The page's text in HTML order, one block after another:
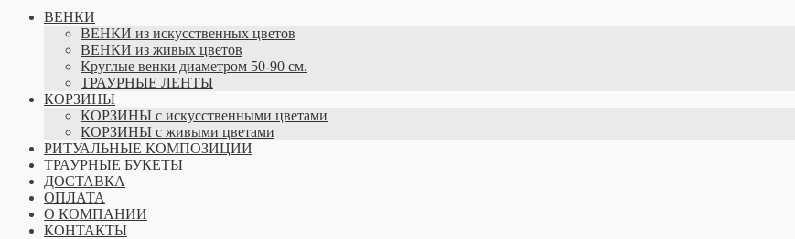
ВЕНКИ
ВЕНКИ из искусственных цветов
ВЕНКИ из живых цветов
Круглые венки диаметром 50-90 см.
ТРАУРНЫЕ ЛЕНТЫ
КОРЗИНЫ
КОРЗИНЫ с искусственными цветами
КОРЗИНЫ с живыми цветами
РИТУАЛЬНЫЕ КОМПОЗИЦИИ
ТРАУРНЫЕ БУКЕТЫ
ДОСТАВКА
ОПЛАТА
О КОМПАНИИ
КОНТАКТЫ